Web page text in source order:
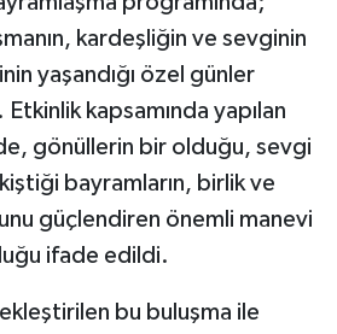
kardeşliğin ve sevginin
yaşandığı özel günler
kapsamında yapılan
gönüllerin bir olduğu, sevgi
bayramların, birlik ve
güçlendiren önemli manevi
ifade edildi.
bu buluşma ile